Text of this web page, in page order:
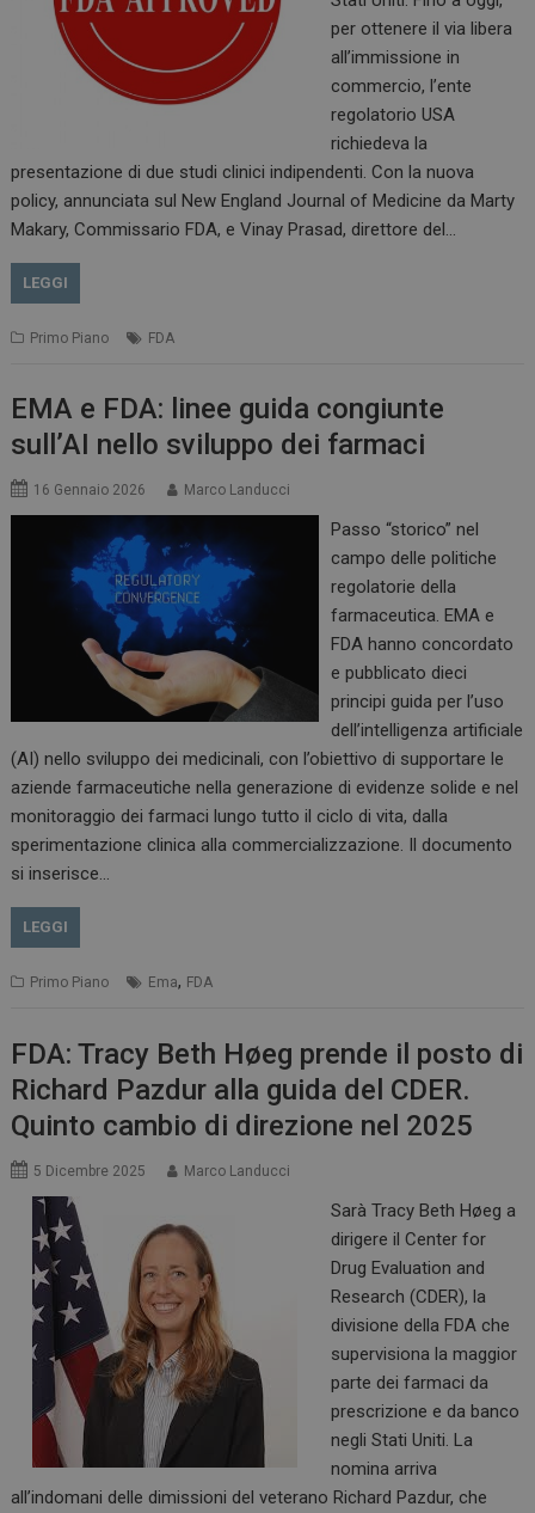
per ottenere il via libera
all’immissione in
commercio, l’ente
regolatorio USA
richiedeva la
presentazione di due studi clinici indipendenti. Con la nuova
policy, annunciata sul New England Journal of Medicine da Marty
Makary, Commissario FDA, e Vinay Prasad, direttore del…
LEGGI
Primo Piano FDA
EMA e FDA: linee guida congiunte
sull’AI nello sviluppo dei farmaci
16 Gennaio 2026 Marco Landucci
Passo “storico” nel
campo delle politiche
regolatorie della
farmaceutica. EMA e
FDA hanno concordato
e pubblicato dieci
principi guida per l’uso
dell’intelligenza artificiale
(AI) nello sviluppo dei medicinali, con l’obiettivo di supportare le
aziende farmaceutiche nella generazione di evidenze solide e nel
monitoraggio dei farmaci lungo tutto il ciclo di vita, dalla
sperimentazione clinica alla commercializzazione. Il documento
si inserisce…
LEGGI
Primo Piano Ema, FDA
FDA: Tracy Beth Høeg prende il posto di
Richard Pazdur alla guida del CDER.
Quinto cambio di direzione nel 2025
5 Dicembre 2025 Marco Landucci
Sarà Tracy Beth Høeg a
dirigere il Center for
Drug Evaluation and
Research (CDER), la
divisione della FDA che
supervisiona la maggior
parte dei farmaci da
prescrizione e da banco
negli Stati Uniti. La
nomina arriva
all’indomani delle dimissioni del veterano Richard Pazdur, che